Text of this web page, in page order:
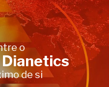
o
de si